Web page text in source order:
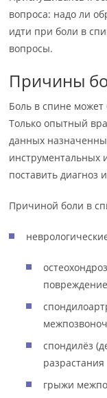
вопроса: надо ли
идти при боли в
вопросы.
Причины
Боль в спине
Только опытный
данных
инструментальных
поставить диагноз
Причиной боли в
спондилёз
разрастания
грыжи